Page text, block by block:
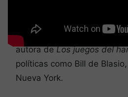
Ben Cohen; escritores como
autora deLos juegos del
políticas como Bill de
Nueva York.